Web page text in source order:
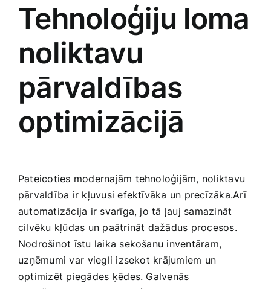
Tehnoloģiju⁢ loma
noliktavu
pārvaldības
optimizācijā
Pateicoties modernajām ​tehnoloģijām, noliktavu​
pārvaldība ir kļuvusi efektīvāka un precīzāka.Arī
automatizācija ir svarīga, jo tā ļauj samazināt
cilvēku kļūdas un paātrināt dažādus procesos.
Nodrošinot īstu laika sekošanu‌ inventāram,
⁣uzņēmumi var ⁣viegli izsekot krājumiem un
optimizēt piegādes ⁤ķēdes. Galvenās